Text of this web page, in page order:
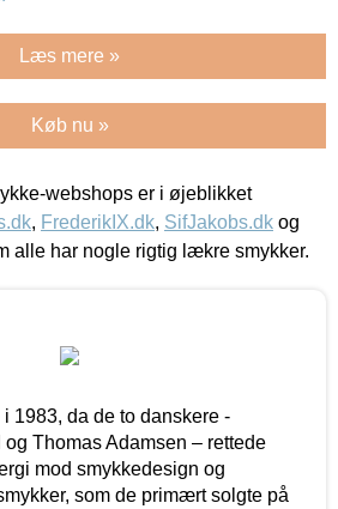
Læs mere »
Køb nu »
webshops er i øjeblikket
, FrederikIX.dk, SifJakobs.dk og
alle har nogle rigtig lækre smykker.
1983, da de to danskere -
Thomas Adamsen – rettede
mod smykkedesign og
som de primært solgte på